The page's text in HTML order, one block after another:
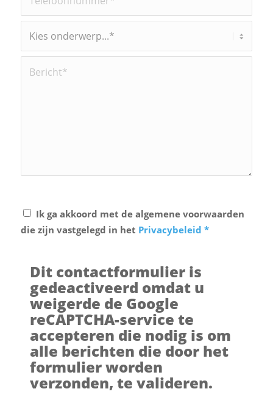
Ik ga akkoord met de algemene voorwaarden
die zijn vastgelegd in het Privacybeleid *
Dit contactformulier is
gedeactiveerd omdat u
weigerde de Google
reCAPTCHA-service te
accepteren die nodig is om
alle berichten die door het
formulier worden
verzonden, te valideren.